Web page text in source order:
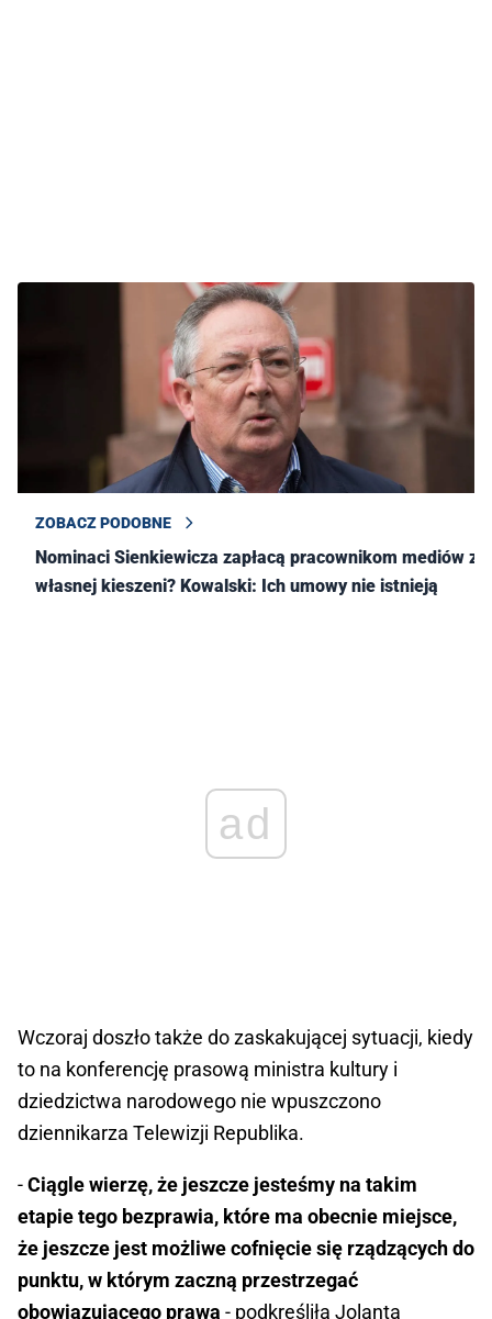
ZOBACZ PODOBNE
Nominaci Sienkiewicza zapłacą pracownikom mediów z
własnej kieszeni? Kowalski: Ich umowy nie istnieją
ad
Wczoraj doszło także do zaskakującej sytuacji, kiedy
to na konferencję prasową ministra kultury i
dziedzictwa narodowego nie wpuszczono
dziennikarza Telewizji Republika.
-Ciągle wierzę, że jeszcze jesteśmy na takim
etapie tego bezprawia, które ma obecnie miejsce,
że jeszcze jest możliwe cofnięcie się rządzących do
punktu, w którym zaczną przestrzegać
obowiązującego prawa - podkreśliła Jolanta